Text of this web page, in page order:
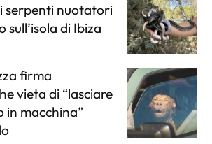
serpenti nuotatori
sull’isola di Ibiza
firma
vieta di “lasciare
in macchina”